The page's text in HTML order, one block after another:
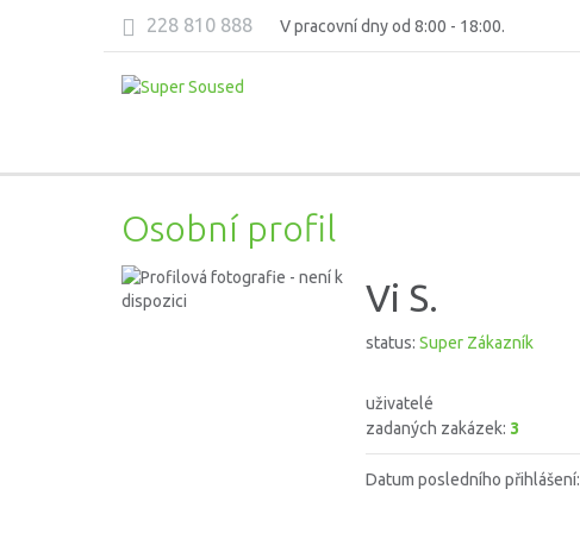
228 810 888 V pracovní dny od 8:00 - 18:00.
Osobní profil
Vi S.
status: Super Zákazník
uživatelé
zadaných zakázek: 3
Datum posledního přihlášení: